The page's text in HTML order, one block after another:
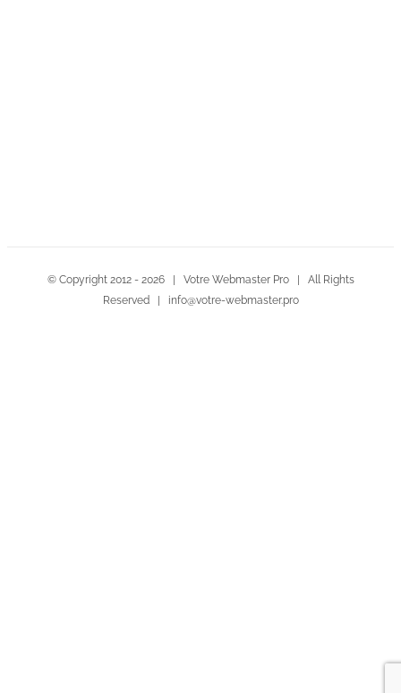
© Copyright 2012 - 2026 | Votre Webmaster Pro | All Rights
Reserved | info@votre-webmaster.pro